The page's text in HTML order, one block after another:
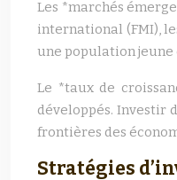
Les *marchés
international (FMI),
une population jeune
Le *taux de
développés. Investir
frontières des
Stratégies